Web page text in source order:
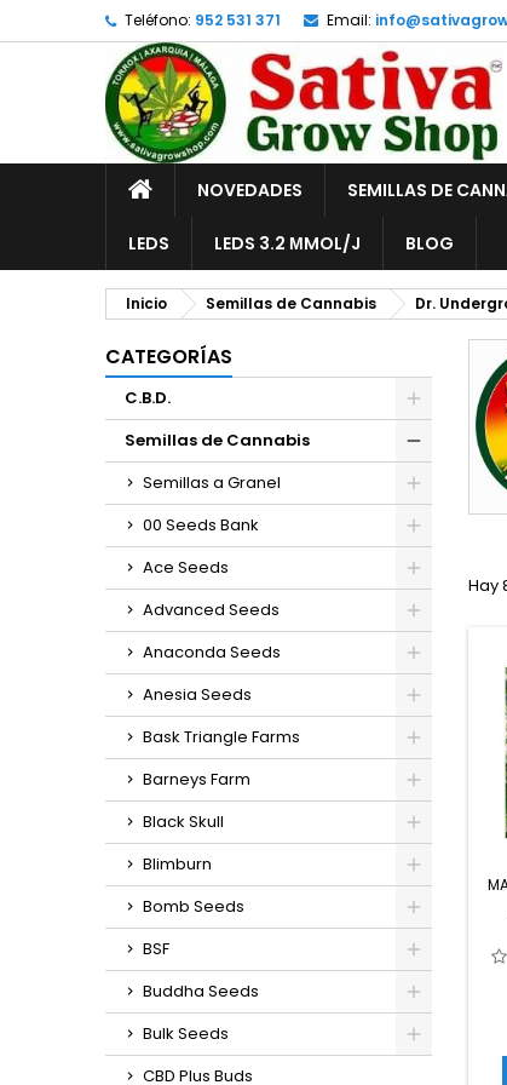
Teléfono: 952 531 371 Email:
INICIONOVEDADES SEMILLAS DE
LEDS LEDS 3.2 ΜMOL/J BLOG
Inicio Semillas de Cannabis Dr.
CATEGORÍAS
C.B.D.
Semillas de Cannabis
Semillas a Granel
00 Seeds Bank
Ace Seeds
Advanced Seeds
Anaconda Seeds
Anesia Seeds
Bask Triangle Farms
Barneys Farm
Black Skull
Blimburn
Bomb Seeds
BSF
Buddha Seeds
Bulk Seeds
CBD Plus Buds
Hay